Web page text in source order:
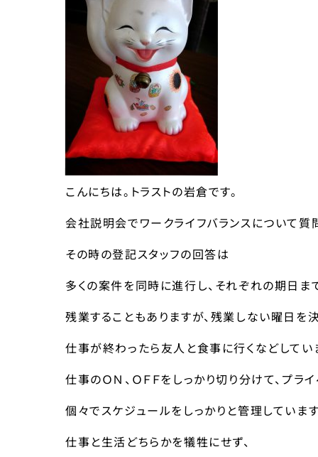
こんにちは。トラストの岩倉です。
会社説明会でワークライフバランスについて質
その時の登記スタッフの回答は
多くの案件を同時に進行し、それぞれの期日ま
残業することもありますが、残業しない曜日を
仕事が終わったら友人と食事に行くなどしてい
仕事のＯＮ、ＯＦＦをしっかり切り分けて、プラ
個々でスケジュールをしっかりと管理しています
仕事と生活どちらかを犠牲にせず、